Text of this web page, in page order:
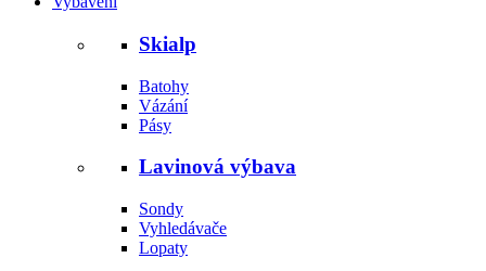
Skialp
Batohy
Vázání
Pásy
Lavinová výbava
Sondy
Vyhledávače
Lopaty